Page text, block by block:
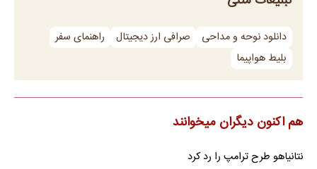
دانلود نوحه و مداحی صرافی ارز دیجیتال
راهنمای سفر
بلیط هواپیما
هم اکنون دیگران میخوانند
نتانیاهو طرح ترامپ را رد کرد